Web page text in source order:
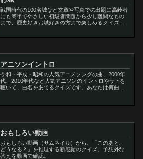
戦国時代の100名城など文章や写真での出題に高齢者
にも簡単でやさしい初級者問題から少し難問なもの
まで、歴史好きお城好きの方まで楽しめるクイズで
アニソンイントロ
令和・平成・昭和の人気アニメソングの曲、2000年
代、2010年代など人気アニソンのイントロやサビを
聴いて、曲名をあてるクイズです。あなたは何曲わ
おもしろい動画
おもしろい動画（サムネイル）から、「このあと、
どうなる？」を推理する新感覚のクイズ。予想外な
答えを動画で確認。